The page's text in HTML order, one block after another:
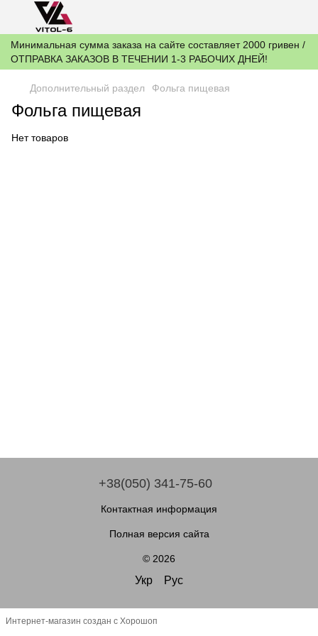
Минимальная сумма заказа на сайте составляет 2000 гривен /
ОТПРАВКА ЗАКАЗОВ В ТЕЧЕНИИ 1-3 РАБОЧИХ ДНЕЙ!
Дополнительный раздел Фольга пищевая
Фольга пищевая
Нет товаров
+38(050) 341-75-60
Контактная информация
Полная версия сайта
© 2026
Укр Рус
Интернет-магазин создан с Хорошоп